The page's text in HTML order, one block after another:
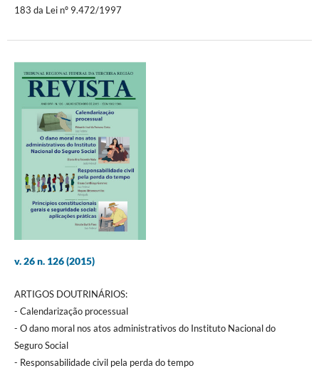
183 da Lei nº 9.472/1997
v. 26 n. 126 (2015)
ARTIGOS DOUTRINÁRIOS:
- Calendarização processual
- O dano moral nos atos administrativos do Instituto Nacional do
Seguro Social
- Responsabilidade civil pela perda do tempo